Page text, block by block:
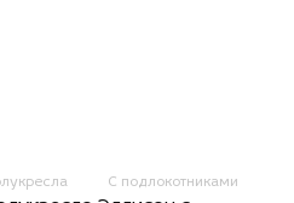
С подлокотниками